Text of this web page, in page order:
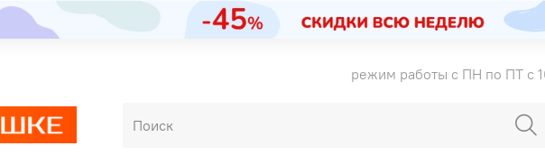
режим работы с ПН по ПТ с